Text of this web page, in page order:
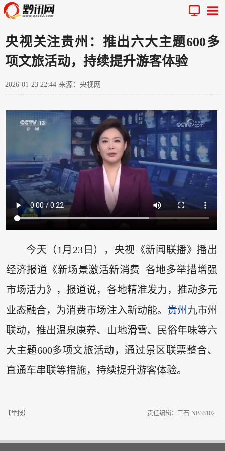
央视关注贵州：推出六大主题600多
项文旅活动，持续提升游客体验
2026-01-23 22:44 来源：央视网
今天（1月23日），央视《新闻联播》播出
经济报道《新场景激活新消费 各地多举措增强
市场活力》，报道说，各地精准发力，推动多元
业态融合，为消费市场注入新动能。 贵州 九市州
联动，推出温泉康养、山地滑雪、民俗年味等六
大主题600多项文旅活动，通过景区联票整合、
直通车串联等措施，持续提升游客体验。
【举报】 责任编辑：三石-NB33102